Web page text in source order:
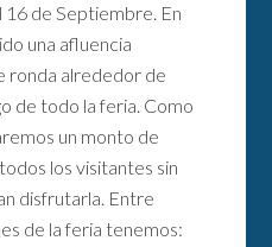
de Septiembre. En
una afluencia
ronda alrededor de
de todo la feria. Como
un monto de
los visitantes sin
disfrutarla. Entre
de la feria tenemos: